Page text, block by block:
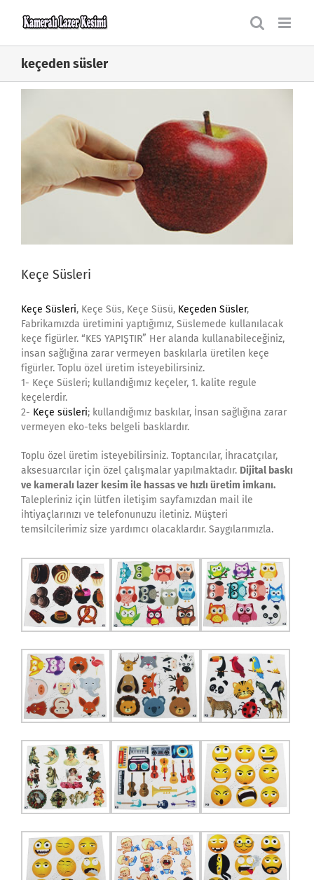
keçeden süsler
Keçe Süsleri
Keçe Süsleri, Keçe Süs, Keçe Süsü, Keçeden Süsler,
Fabrikamızda üretimini yaptığımız, Süslemede kullanılacak
keçe figürler. “KES YAPIŞTIR” Her alanda kullanabileceğiniz,
insan sağlığına zarar vermeyen baskılarla üretilen keçe
figürler. Toplu özel üretim isteyebilirsiniz.
1- Keçe Süsleri; kullandığımız keçeler, 1. kalite regule
keçelerdir.
2- Keçe süsleri; kullandığımız baskılar, İnsan sağlığına zarar
vermeyen eko-teks belgeli basklardır.
Toplu özel üretim isteyebilirsiniz. Toptancılar, İhracatçılar,
aksesuarcılar için özel çalışmalar yapılmaktadır. Dijital baskı
ve kameralı lazer kesim ile hassas ve hızlı üretim imkanı.
Talepleriniz için lütfen iletişim sayfamızdan mail ile
ihtiyaçlarınızı ve telefonunuzu iletiniz. Müşteri
temsilcilerimiz size yardımcı olacaklardır. Saygılarımızla.